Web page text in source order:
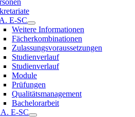
E-SC
Weitere Informationen
Fächerkombinationen
Zulassungsvoraussetzungen
Studienverlauf
Studienverlauf
Module
Prüfungen
Qualitätsmanagement
Bachelorarbeit
E-SC